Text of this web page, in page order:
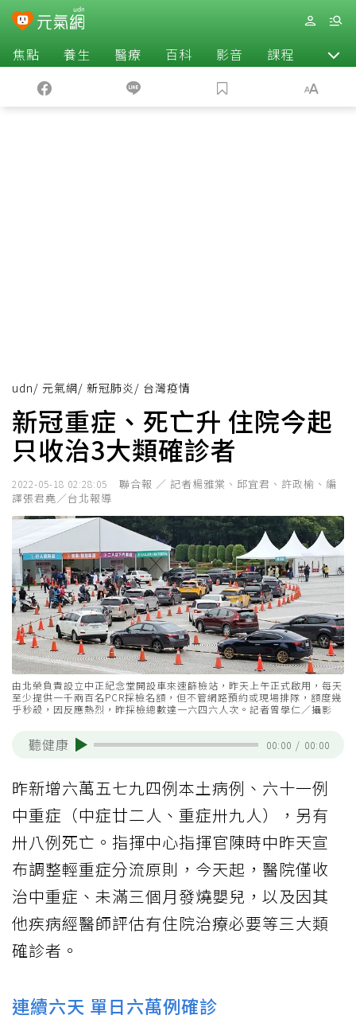
焦點 養生 醫療 百科 影音 課程 退休
udn/ 元氣網/ 新冠肺炎 / 台灣疫情
新冠重症、死亡升 住院今起
只收治3大類確診者
2022-05-18 02:28:05
聯合報 ／ 記者楊雅棠、邱宜君、許政榆、編
譯張君堯／台北報導
由北榮負責設立中正紀念堂開設車來速篩檢站，昨天上午正式啟用，每天
至少提供一千兩百名PCR採檢名額，但不管網路預約或現場排隊，額度幾
乎秒殺，因反應熱烈，昨採檢總數達一六四六人次。記者曾學仁／攝影
聽健康 00:00 / 00:00
昨新增六萬五七九四例本土病例、六十一例
中重症（中症廿二人、重症卅九人），另有
卅八例死亡。指揮中心指揮官陳時中昨天宣
布調整輕重症分流原則，今天起，醫院僅收
治中重症、未滿三個月發燒嬰兒，以及因其
他疾病經醫師評估有住院治療必要等三大類
確診者。
連續六天 單日六萬例確診